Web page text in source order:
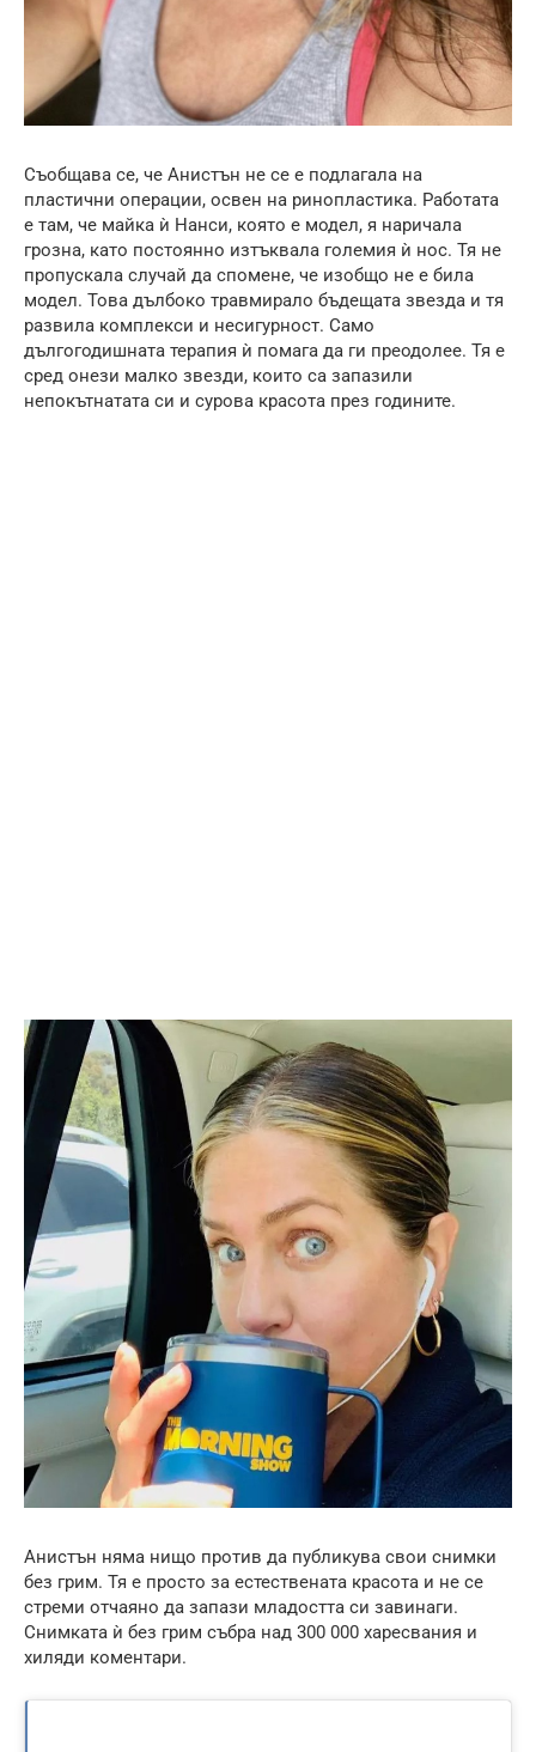
Съобщава се, че Анистън не се е подлагала на
пластични операции, освен на ринопластика. Работата
е там, че майка ѝ Нанси, която е модел, я наричала
грозна, като постоянно изтъквала големия ѝ нос. Тя не
пропускала случай да спомене, че изобщо не е била
модел. Това дълбоко травмирало бъдещата звезда и тя
развила комплекси и несигурност. Само
дългогодишната терапия ѝ помага да ги преодолее. Тя е
сред онези малко звезди, които са запазили
непокътнатата си и сурова красота през годините.
Анистън няма нищо против да публикува свои снимки
без грим. Тя е просто за естествената красота и не се
стреми отчаяно да запази младостта си завинаги.
Снимката ѝ без грим събра над 300 000 харесвания и
хиляди коментари.